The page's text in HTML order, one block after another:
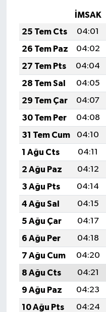
İMSAK
25 Tem Cts
04:01
26 Tem Paz
04:02
27 Tem Pts
04:04
28 Tem Sal
04:05
29 Tem Çar
04:07
30 Tem Per
04:08
31 Tem Cum
04:10
1 Ağu Cts
04:11
2 Ağu Paz
04:12
3 Ağu Pts
04:14
4 Ağu Sal
04:15
5 Ağu Çar
04:17
6 Ağu Per
04:18
7 Ağu Cum
04:20
8 Ağu Cts
04:21
9 Ağu Paz
04:23
10 Ağu Pts
04:24